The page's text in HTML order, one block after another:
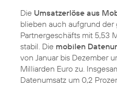
Die Umsatzerlöse aus
blieben auch aufgrund
Partnergeschäfts mit 5,53
stabil. Die mobilen
von Januar bis Dezember
Milliarden Euro zu.
Datenumsatz um 0,2